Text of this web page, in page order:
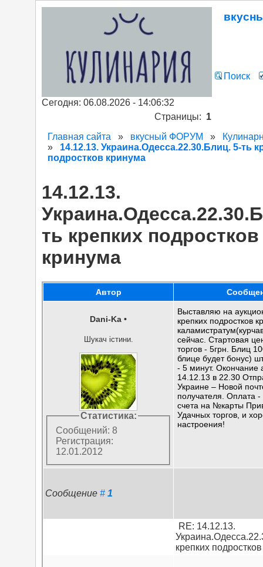
Поиск
Сегодня: 06.08.2026 - 14:06:32
Страницы: 1
Главная сайта
» вкусный ФОРУМ »
» 14.12.13. Украина.Одесса.22.30.Блиц. 5-ть
подростков кринума
14.12.13.
ть крепких подростков
кринума
Автор
Dani-Ka •
Шукач істини.
Статистика:
Сообщений: 8
Регистрация:
12.01.2012
Выставляю на
крепких подростков
сейчас. Стартовая
торгов - 5грн. Блиц
блице будет бонус)
- 5 минут. Окончание
14.12.13 в 22.30
Украине – Новой
получателя. Оплата
счета на №карты
Удачных торгов, и
настроения!
Сообщение#1
RE: 14.12.13.
крепких